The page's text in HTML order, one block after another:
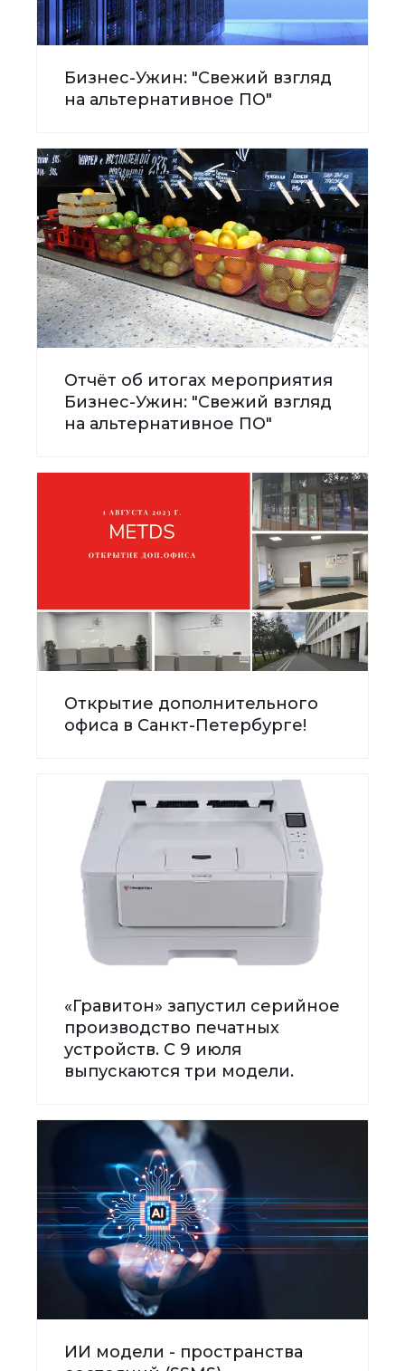
Бизнес-Ужин: "Свежий взгляд
на альтернативное ПО"
Отчёт об итогах мероприятия
Бизнес-Ужин: "Свежий взгляд
на альтернативное ПО"
Открытие дополнительного
офиса в Санкт-Петербурге!
«Гравитон» запустил серийное
производство печатных
устройств. С 9 июля
выпускаются три модели.
ИИ модели - пространства